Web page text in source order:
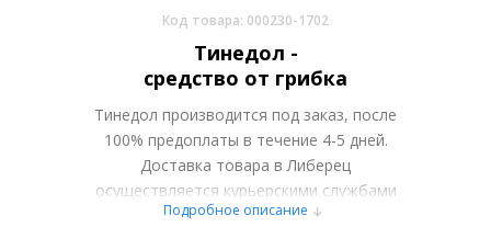
Код товара: 000230-1702
Тинедол -
средство от грибка
Тинедол производится под заказ, после
100% предоплаты в течение 4-5 дней.
Доставка товара в Либерец
осуществляется курьерскими службами
или самовывозом со склада в Москве.
Подробное описание